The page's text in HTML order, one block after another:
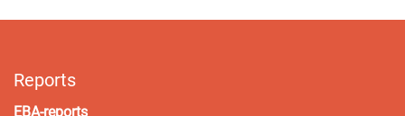
Reports
EBA-reports